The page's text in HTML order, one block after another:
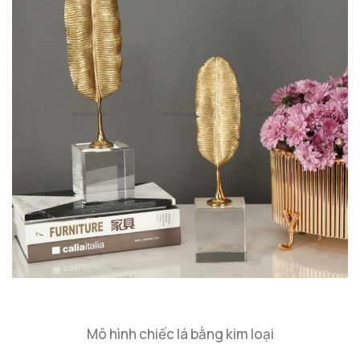
Mô hình chiếc lá bằng kim loại